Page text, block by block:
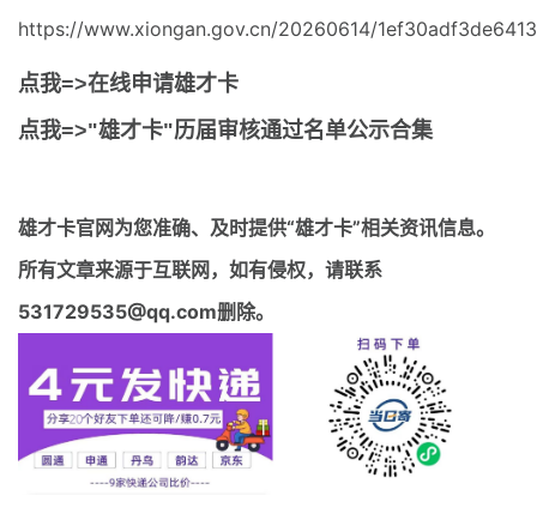
https://www.xiongan.gov.cn/20260614/
点我=>在线申请雄才卡
点我=>"雄才卡"历届审核通过名单公示合集
雄才卡官网为您准确、及时提供“雄才卡”相关资讯信息。
所有文章来源于互联网，如有侵权，请联系
531729535@qq.com删除。